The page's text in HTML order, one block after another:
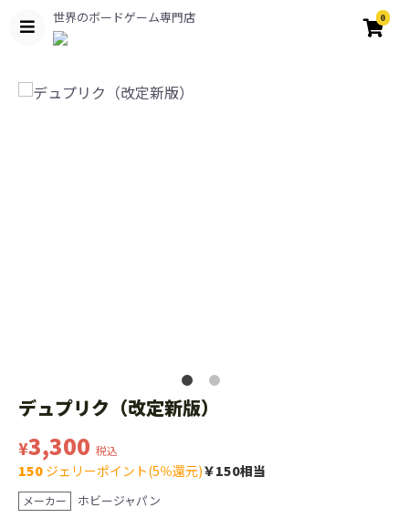
世界のボードゲーム専門店 0
デュプリク（改定新版）
¥3,300 税込
150 ジェリーポイント(5％還元)￥150相当
メーカー ホビージャパン